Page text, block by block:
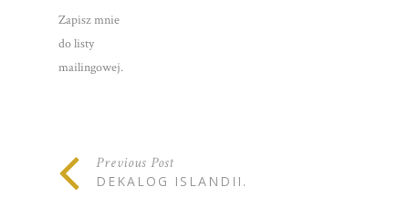
Zapisz mnie
do listy
mailingowej.
Previous Post
DEKALOG ISLANDII.